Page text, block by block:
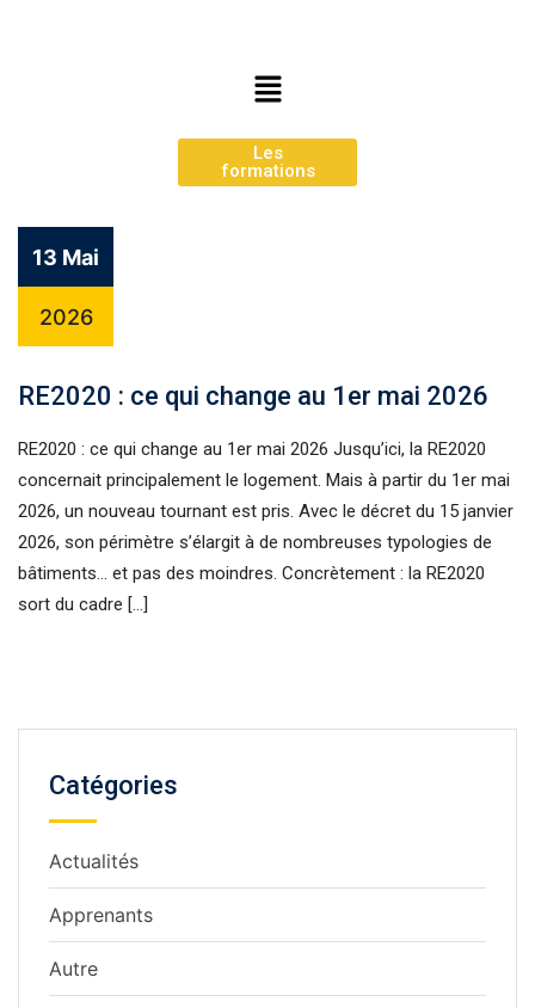
Les
formations
13 Mai
2026
RE2020 : ce qui change au 1er mai 2026
RE2020 : ce qui change au 1er mai 2026 Jusqu’ici, la RE2020
concernait principalement le logement. Mais à partir du 1er mai
2026, un nouveau tournant est pris. Avec le décret du 15 janvier
2026, son périmètre s’élargit à de nombreuses typologies de
bâtiments… et pas des moindres. Concrètement : la RE2020
sort du cadre […]
Catégories
Actualités
Apprenants
Autre